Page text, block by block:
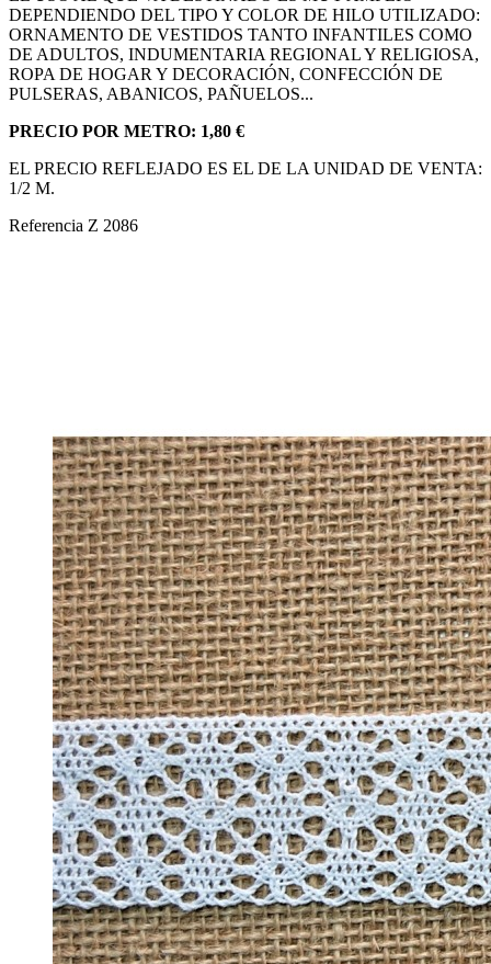
DEPENDIENDO DEL TIPO Y COLOR DE HILO UTILIZADO:
ORNAMENTO DE VESTIDOS TANTO INFANTILES COMO
DE ADULTOS, INDUMENTARIA REGIONAL Y RELIGIOSA,
ROPA DE HOGAR Y DECORACIÓN, CONFECCIÓN DE
PULSERAS, ABANICOS, PAÑUELOS...
PRECIO POR METRO: 1,80 €
EL PRECIO REFLEJADO ES EL DE LA UNIDAD DE VENTA:
1/2 M.
Referencia Z 2086